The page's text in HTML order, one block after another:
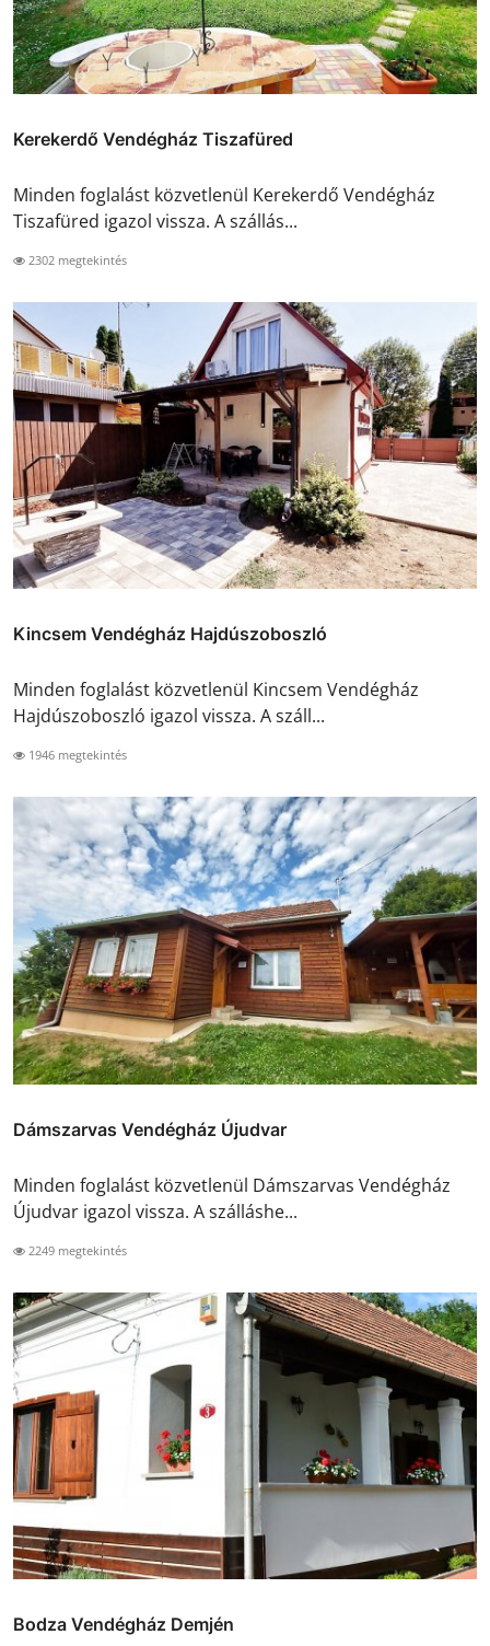
Kerekerdő Vendégház Tiszafüred
Minden foglalást közvetlenül Kerekerdő Vendégház
Tiszafüred igazol vissza. A szállás...
2302 megtekintés
Kincsem Vendégház Hajdúszoboszló
Minden foglalást közvetlenül Kincsem Vendégház
Hajdúszoboszló igazol vissza. A száll...
1946 megtekintés
Dámszarvas Vendégház Újudvar
Minden foglalást közvetlenül Dámszarvas Vendégház
Újudvar igazol vissza. A szálláshe...
2249 megtekintés
Bodza Vendégház Demjén